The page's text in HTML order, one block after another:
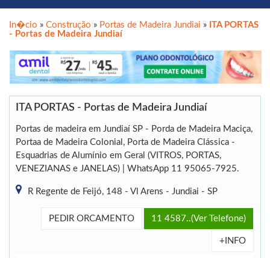
In�cio » Construção » Portas de Madeira Jundiai » ITA PORTAS
- Portas de Madeira Jundiaí
ITA PORTAS - Portas de Madeira Jundiaí
Portas de madeira em Jundiaí SP - Porda de Madeira Maciça,
Portaa de Madeira Colonial, Porta de Madeira Clássica -
Esquadrias de Alumínio em Geral (VITROS, PORTAS,
VENEZIANAS e JANELAS) | WhatsApp 11 95065-7925.
R Regente de Feijó, 148 - Vl Arens - Jundiai - SP
11 4587..(Ver Telefone)
PEDIR ORCAMENTO
+INFO